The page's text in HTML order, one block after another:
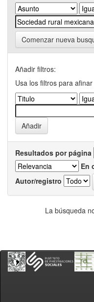
Comenzar nueva
Añadir filtros:
Usa los filtros para
Resultados por página
En
Autor/registro
La búsqueda